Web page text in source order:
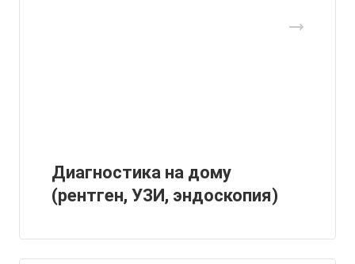
Диагностика на дому
(рентген, УЗИ, эндоскопия)